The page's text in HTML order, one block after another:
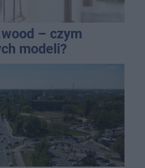
– czym
modeli?